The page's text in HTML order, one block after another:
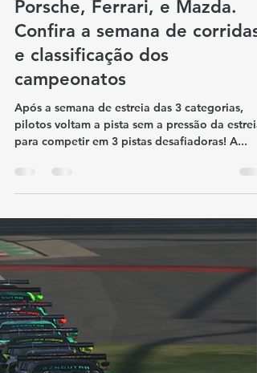
IRB Esports
Oct 9, 2023
1 min read
Porsche, Ferrari, e Mazda.
Confira a semana de corridas,
e classificação dos
campeonatos
Após a semana de estreia das 3 categorias,
pilotos voltam a pista sem a pressão da